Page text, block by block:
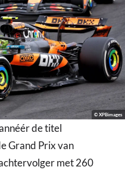
© XPBimages
de titel
Grand Prix van
met 260